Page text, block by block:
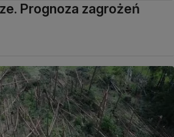
Prognoza zagrożeń